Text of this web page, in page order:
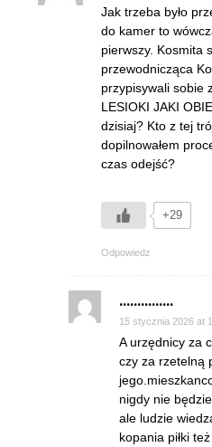
Jak trzeba było
do kamer to
pierwszy. Kosmita
przewodnicząca
przypisywali sobie
LESIOKI JAKI
dzisiaj? Kto z tej
dopilnowałem
czas odejść?
+29
Odpowiedz
...............
15 stycznia 2026 at
A urzędnicy za
czy za rzetelną
nigdy nie
ale ludzie
kopania piłki